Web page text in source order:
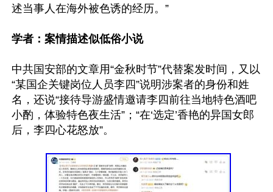
述当事人在海外被色诱的经历。”
学者：案情描述似低俗小说
中共国安部的文章用“金秋时节”代替案发时间，又以
“某国企关键岗位人员李四”说明涉案者的身份和姓
名，还说“接待导游盛情邀请李四前往当地特色酒吧
小酌，体验特色夜生活”；“在‘选定’香艳的异国女郎
后，李四心花怒放”。